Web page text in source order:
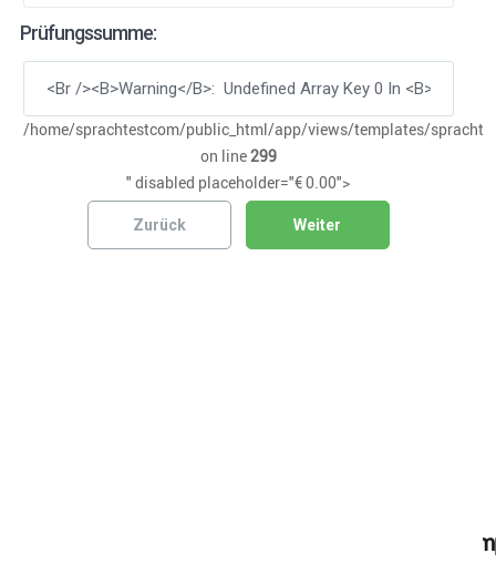
Prüfungssumme:
/home/sprachtestcom/public_html/app/views/templates/
on line299
" disabled placeholder="€ 0.00">
Zurück Weiter
/home/sprachtestcom/public_html/app/views/